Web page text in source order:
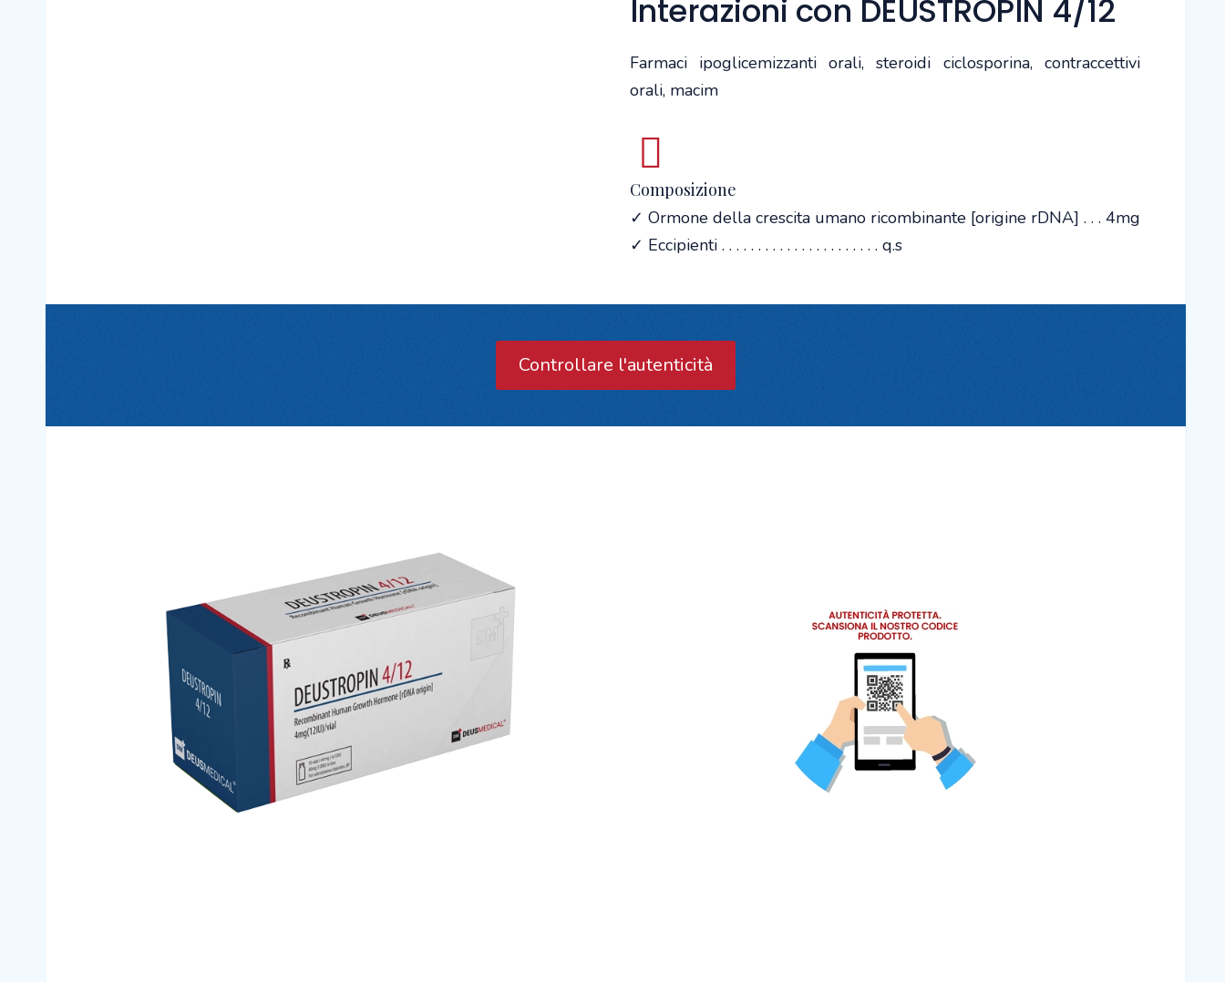
Interazioni con DEUSTROPIN 4/12
Farmaci ipoglicemizzanti orali, steroidi ciclosporina, contraccettivi
orali, macim
Composizione
✓ Ormone della crescita umano ricombinante [origine rDNA] . . . 4mg
✓ Eccipienti . . . . . . . . . . . . . . . . . . . . . . q.s
Controllare l'autenticità